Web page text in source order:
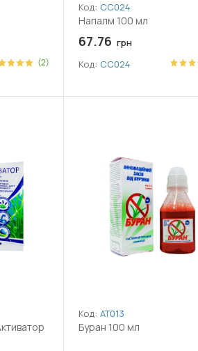
(2)
Код: СС024
Напалм 100 мл
67.76 грн
Код: СС024
Код: АТ013
Буран 100 мл